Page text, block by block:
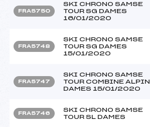
FRA5750
SKI CHRONO SAMSE
TOUR SG DAMES
16/01/2020
FRA5748
SKI CHRONO SAMSE
TOUR SG DAMES
15/01/2020
FRA5747
SKI CHRONO SAMSE
TOUR COMBINE ALPIN
DAMES 15/01/2020
FRA5746
SKI CHRONO SAMSE
TOUR SL DAMES